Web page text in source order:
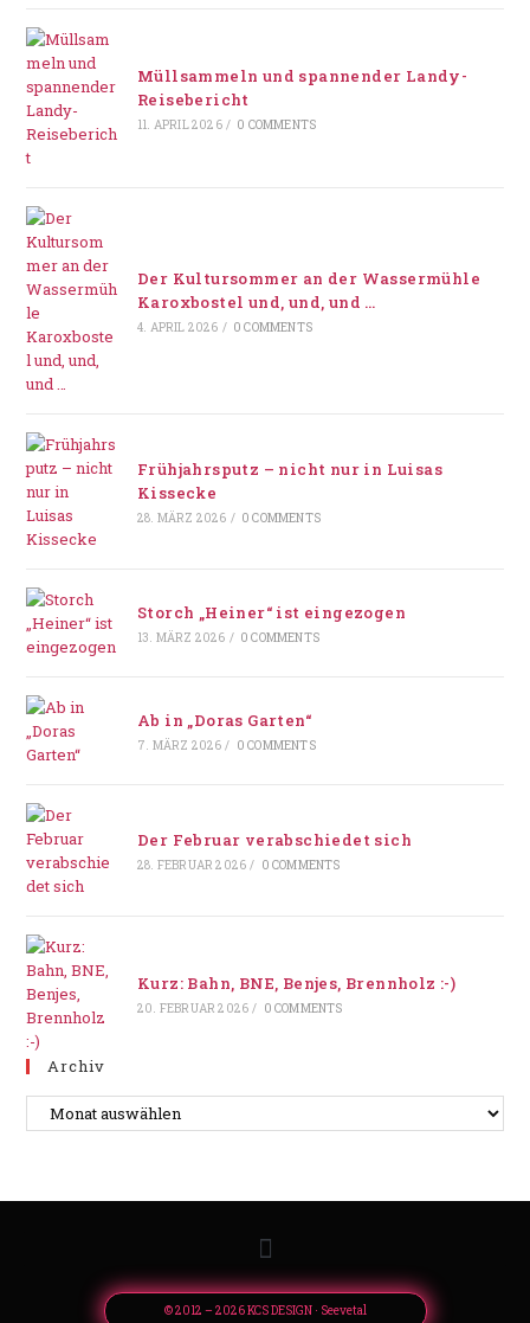
Müllsammeln und spannender Landy-
Reisebericht
11. APRIL 2026 / 0 COMMENTS
Der Kultursommer an der Wassermühle
Karoxbostel und, und, und …
4. APRIL 2026 / 0 COMMENTS
Frühjahrsputz – nicht nur in Luisas
Kissecke
28. MÄRZ 2026 / 0 COMMENTS
Storch „Heiner“ ist eingezogen
13. MÄRZ 2026 / 0 COMMENTS
Ab in „Doras Garten“
7. MÄRZ 2026 / 0 COMMENTS
Der Februar verabschiedet sich
28. FEBRUAR 2026 / 0 COMMENTS
Kurz: Bahn, BNE, Benjes, Brennholz :-)
20. FEBRUAR 2026 / 0 COMMENTS
Archiv
© 2012 – 2026 KCS DESIGN · Seevetal